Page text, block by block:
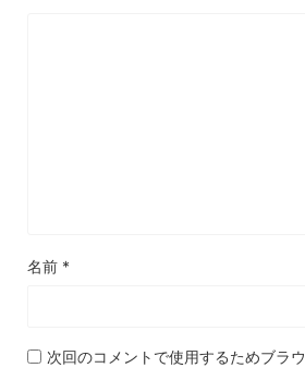
名前 *
次回のコメントで使用するためブラ